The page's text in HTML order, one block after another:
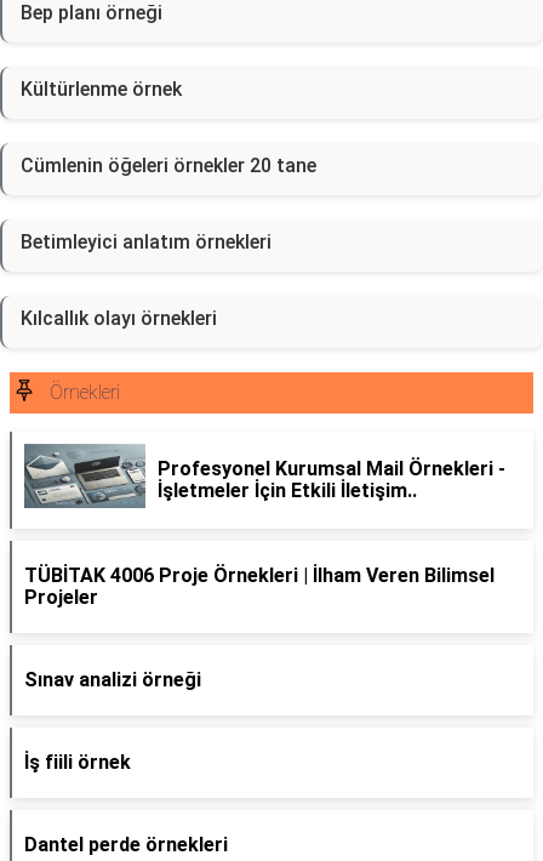
Bep planı örneği
Kültürlenme örnek
Cümlenin öğeleri örnekler 20 tane
Betimleyici anlatım örnekleri
Kılcallık olayı örnekleri
Örnekleri
Profesyonel Kurumsal Mail Örnekleri -
İşletmeler İçin Etkili İletişim..
TÜBİTAK 4006 Proje Örnekleri | İlham Veren Bilimsel
Projeler
Sınav analizi örneği
İş fiili örnek
Dantel perde örnekleri